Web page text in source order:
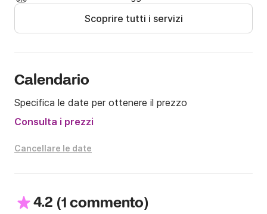
Documento d'identità / Passaporto
Patente di navigazione
documentazione richiesta comporterà la perdita della
prenotazione e dell'importo versato.
Scoprire tutti i servizi
Calendario
Specifica le date per ottenere il prezzo
Consulta i prezzi
Cancellare le date
4.2 (1 commento)